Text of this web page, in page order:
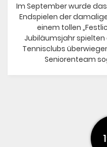
Im September wurde
Endspielen der
einem tollen
Jubiläumsjahr
Tennisclubs
Seniorenteam